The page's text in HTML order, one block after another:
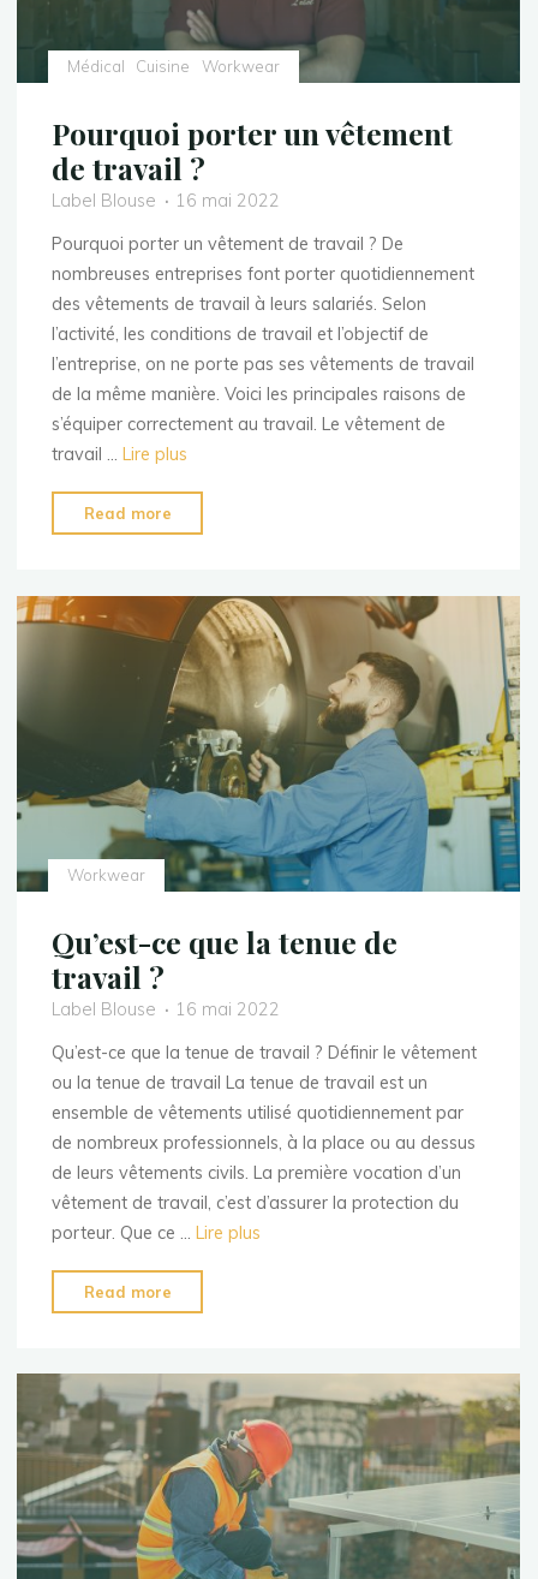
Médical Cuisine Workwear
Pourquoi porter un vêtement
de travail ?
Label Blouse
16 mai 2022
Pourquoi porter un vêtement de travail ? De
nombreuses entreprises font porter quotidiennement
des vêtements de travail à leurs salariés. Selon
l’activité, les conditions de travail et l’objectif de
l’entreprise, on ne porte pas ses vêtements de travail
de la même manière. Voici les principales raisons de
s’équiper correctement au travail. Le vêtement de
travail …Lire plus
Read more
porter
vêtement
de
travail
?"
Workwear
Qu’est-ce que la tenue de
travail ?
Label Blouse
16 mai 2022
Qu’est-ce que la tenue de travail ? Définir le vêtement
ou la tenue de travail La tenue de travail est un
ensemble de vêtements utilisé quotidiennement par
de nombreux professionnels, à la place ou au dessus
de leurs vêtements civils. La première vocation d’un
vêtement de travail, c’est d’assurer la protection du
porteur. Que ce …Lire plus
Read more
ce
la
tenue
travail